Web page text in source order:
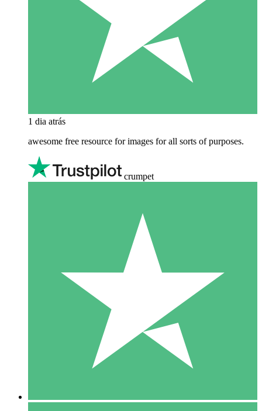
1 dia atrás
awesome free resource for images for all sorts of purposes.
crumpet